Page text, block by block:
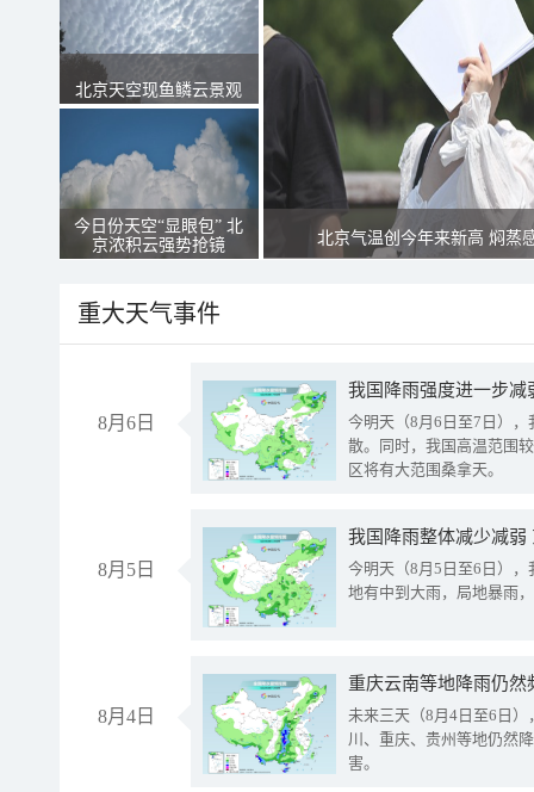
北京天空现鱼鳞云景观
今日份天空“显眼包” 北
京浓积云强势抢镜
北京气温创今年来新高 焖蒸
重大天气事件
8月6日
今明天（8月6日至7日）
散。同时，我国高温范围
区将有大范围桑拿天。
8月5日
我国降雨整体减少减弱
今明天（8月5日至6日）
地有中到大雨，局地暴雨
8月4日
重庆云南等地降雨仍然
未来三天（8月4日至6日
川、重庆、贵州等地仍然
害。